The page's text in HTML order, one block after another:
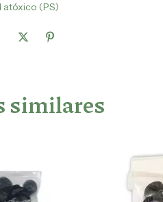
atóxico (PS)
similares